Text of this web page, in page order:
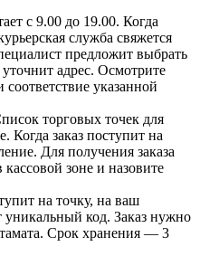
с 9.00 до 19.00. Когда
служба свяжется
предложит выбрать
адрес. Осмотрите
соответствие указанной
торговых точек для
Когда заказ поступит на
Для получения заказа
кассовой зоне и назовите
на точку, на ваш
уникальный код. Заказ нужно
Срок хранения — 3